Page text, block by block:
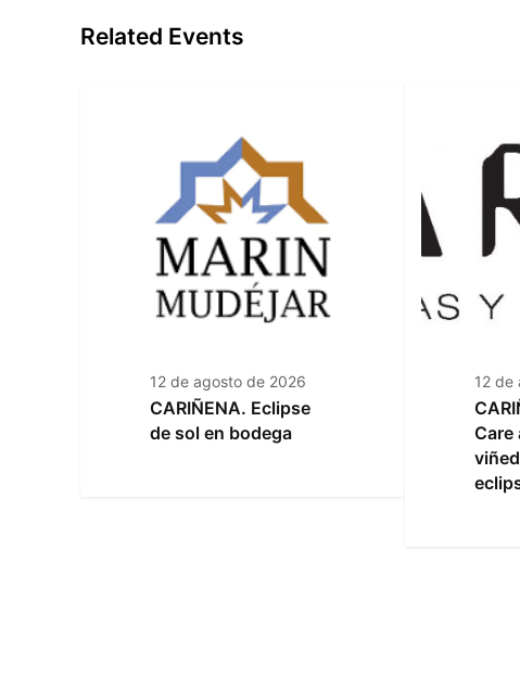
Related Events
12 de agosto de 2026
CARIÑENA. Eclipse
de sol en bodega
12 de
Care